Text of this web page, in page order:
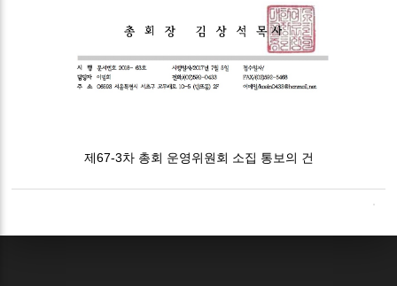
제67-3차 총회 운영위원회 소집 통보의 건